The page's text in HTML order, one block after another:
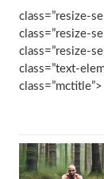
class=”resize-
class=”resize-
class=”resize-
class=”text-
class=”mctitle”>